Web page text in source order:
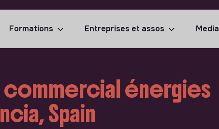
Formations Entreprises et assos Media
énergies
Spain